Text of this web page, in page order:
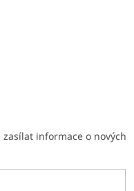
informace o nových